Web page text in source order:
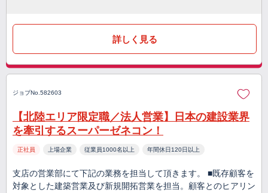
詳しく見る
ジョブNo.582603
【北陸エリア限定職／法人営業】日本の建設業界
を牽引するスーパーゼネコン！
正社員 上場企業 従業員1000名以上 年間休日120日以上
支店の営業部にて下記の業務を担当して頂きます。 ■既存顧客を
対象とした建築営業及び新規開拓営業を担当。顧客とのヒアリン